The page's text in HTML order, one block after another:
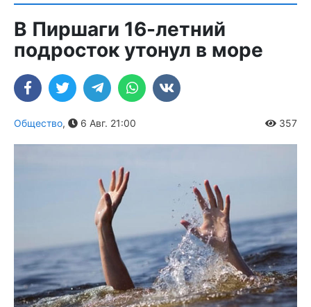
В Пиршаги 16-летний
подросток утонул в море
Общество, 6 Авг. 21:00 357